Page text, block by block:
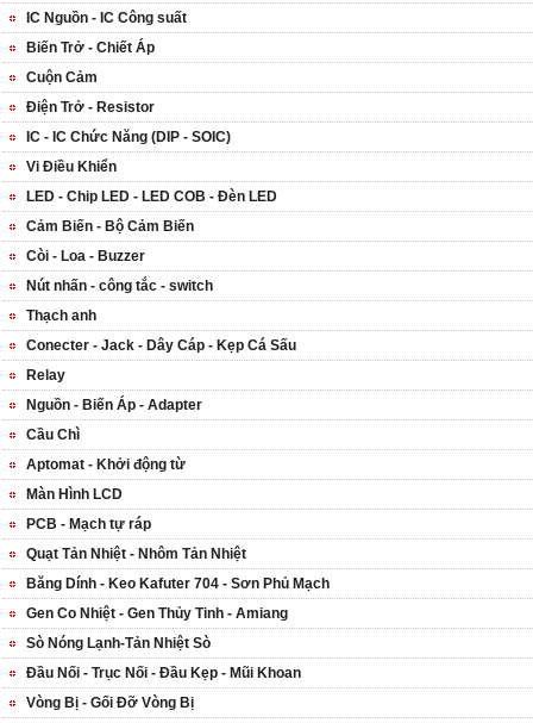
IC Nguồn - IC Công suất
Biến Trở - Chiết Áp
Cuộn Cảm
Điện Trở - Resistor
IC - IC Chức Năng (DIP - SOIC)
Vi Điều Khiển
LED - Chip LED - LED COB - Đèn LED
Cảm Biến - Bộ Cảm Biến
Còi - Loa - Buzzer
Nút nhấn - công tắc - switch
Thạch anh
Conecter - Jack - Dây Cáp - Kẹp Cá Sấu
Relay
Nguồn - Biến Áp - Adapter
Cầu Chì
Aptomat - Khởi động từ
Màn Hình LCD
PCB - Mạch tự ráp
Quạt Tản Nhiệt - Nhôm Tản Nhiệt
Băng Dính - Keo Kafuter 704 - Sơn Phủ Mạch
Gen Co Nhiệt - Gen Thủy Tinh - Amiang
Sò Nóng Lạnh-Tản Nhiệt Sò
Đầu Nối - Trục Nối - Đầu Kẹp - Mũi Khoan
Vòng Bị - Gối Đỡ Vòng Bị